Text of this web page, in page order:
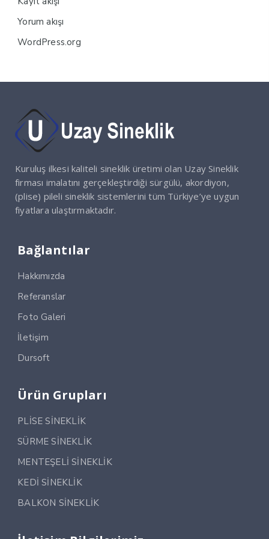
Yorum akışı
WordPress.org
Kuruluş ilkesi kaliteli sineklik üretimi olan Uzay Sineklik
firması imalatını gerçekleştirdiği sürgülü, akordiyon,
(plise) pileli sineklik sistemlerini tüm Türkiye’ye uygun
fiyatlara ulaştırmaktadır.
Bağlantılar
Hakkımızda
Referanslar
Foto Galeri
İletişim
Dursoft
Ürün Grupları
PLİSE SİNEKLİK
SÜRME SİNEKLİK
MENTEŞELİ SİNEKLİK
KEDİ SİNEKLİK
BALKON SİNEKLİK